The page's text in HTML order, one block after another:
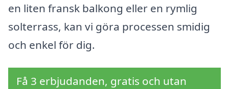
en liten fransk balkong eller en rymlig
solterrass, kan vi göra processen smidig
och enkel för dig.
Få 3 erbjudanden, gratis och utan